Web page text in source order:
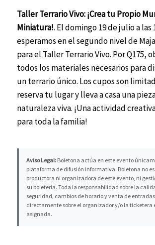
Taller Terrario Vivo: ¡Crea tu Propio
Miniatura!. El domingo 19 de julio a las
esperamos en el segundo nivel de
para el Taller Terrario Vivo. Por Q175,
todos los materiales necesarios para
un terrario único. Los cupos son
reserva tu lugar y lleva a casa una
naturaleza viva. ¡Una actividad
para toda la familia!
Aviso Legal: Boletona actúa en este evento
plataforma de difusión informativa. Boletona no
productora ni organizadora de este evento, ni
su boletería. Toda la responsabilidad sobre la
seguridad, cambios de horario y venta de
directamente sobre el organizador y/o la ticketera
asignada.